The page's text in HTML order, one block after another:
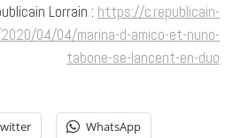
Lorrain : https://c.republicain-
04/04/marina-d-amico-et-nuno-
tabone-se-lancent-en-duo
WhatsApp